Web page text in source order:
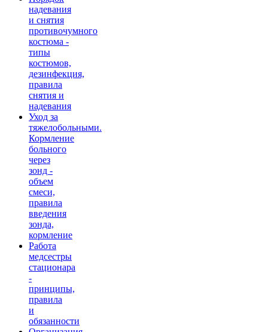
надевания
и снятия
противочумного
костюма -
типы
костюмов,
дезинфекция,
правила
снятия и
надевания
Уход за
тяжелобольными.
Кормление
больного
через
зонд -
объем
смеси,
правила
введения
зонда,
кормление
Работа
медсестры
стационара
-
принципы,
правила
и
обязанности